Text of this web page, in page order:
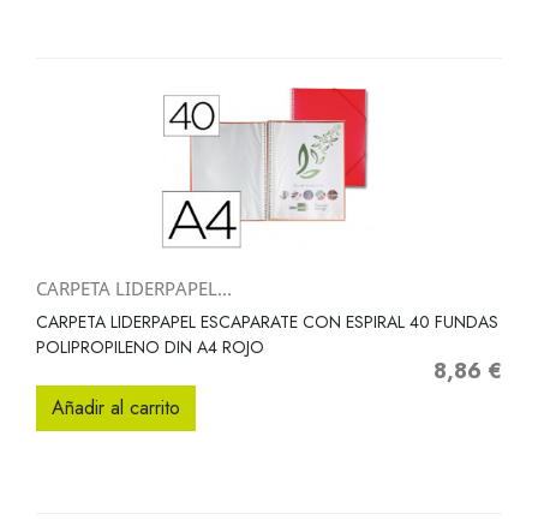
CARPETA LIDERPAPEL...
CARPETA LIDERPAPEL ESCAPARATE CON ESPIRAL 40 FUNDAS
POLIPROPILENO DIN A4 ROJO
Precio
8,86 €
Añadir al carrito